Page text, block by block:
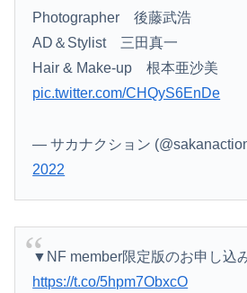
Photographer 後藤武浩
AD＆Stylist 三田真一
Hair & Make-up 根本亜沙美
pic.twitter.com/CHQyS6EnDe
— サカナクション
2022
▼NF member限定版のお申し込
https://t.co/5hpm7ObxcO